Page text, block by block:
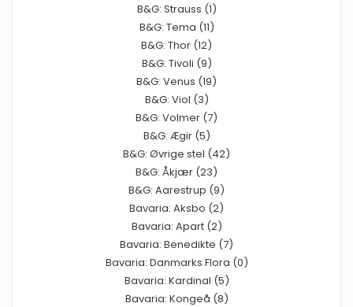
B&G: Strauss (1)
B&G: Tema (11)
B&G: Thor (12)
B&G: Tivoli (9)
B&G: Venus (19)
B&G: Viol (3)
B&G: Volmer (7)
B&G: Ægir (5)
B&G: Øvrige stel (42)
B&G: Åkjær (23)
B&G: Aarestrup (9)
Bavaria: Aksbo (2)
Bavaria: Apart (2)
Bavaria: Benedikte (7)
Bavaria: Danmarks Flora (0)
Bavaria: Kardinal (5)
Bavaria: Kongeå (8)